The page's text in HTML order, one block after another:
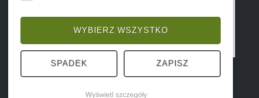
WYBIERZ WSZYSTKO
SPADEK ZAPISZ
Wyświetl szczegóły